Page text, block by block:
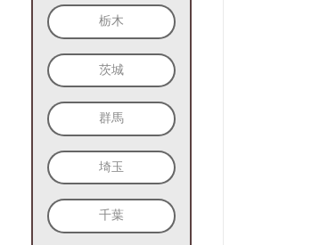
栃木
茨城
群馬
埼玉
千葉